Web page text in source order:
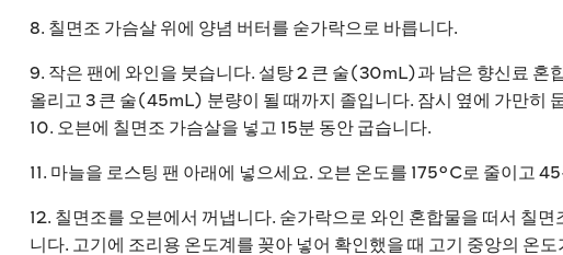
8. 칠면조 가슴살 위에 양념 버터를 숟가락으로 바릅니다.
9. 작은 팬에 와인을 붓습니다. 설탕 2 큰 술(30mL)과 남은 향신료 혼
올리고 3 큰 술(45mL) 분량이 될 때까지 졸입니다. 잠시 옆에 가만히
10. 오븐에 칠면조 가슴살을 넣고 15분 동안 굽습니다.
11. 마늘을 로스팅 팬 아래에 넣으세요. 오븐 온도를 175°C로 줄이고
12. 칠면조를 오븐에서 꺼냅니다. 숟가락으로 와인 혼합물을 떠서 칠
니다. 고기에 조리용 온도계를 꽂아 넣어 확인했을 때 고기 중앙의 온